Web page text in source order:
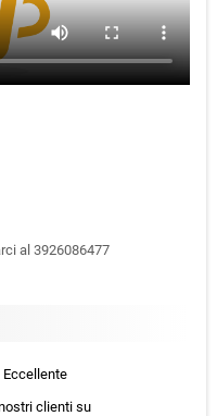
al 3926086477
Eccellente
clienti su